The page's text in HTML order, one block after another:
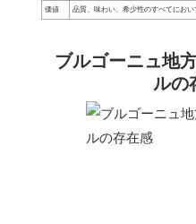
価値 品質、味わい、希少性のすべてにお
ブルゴーニュ地
ルの